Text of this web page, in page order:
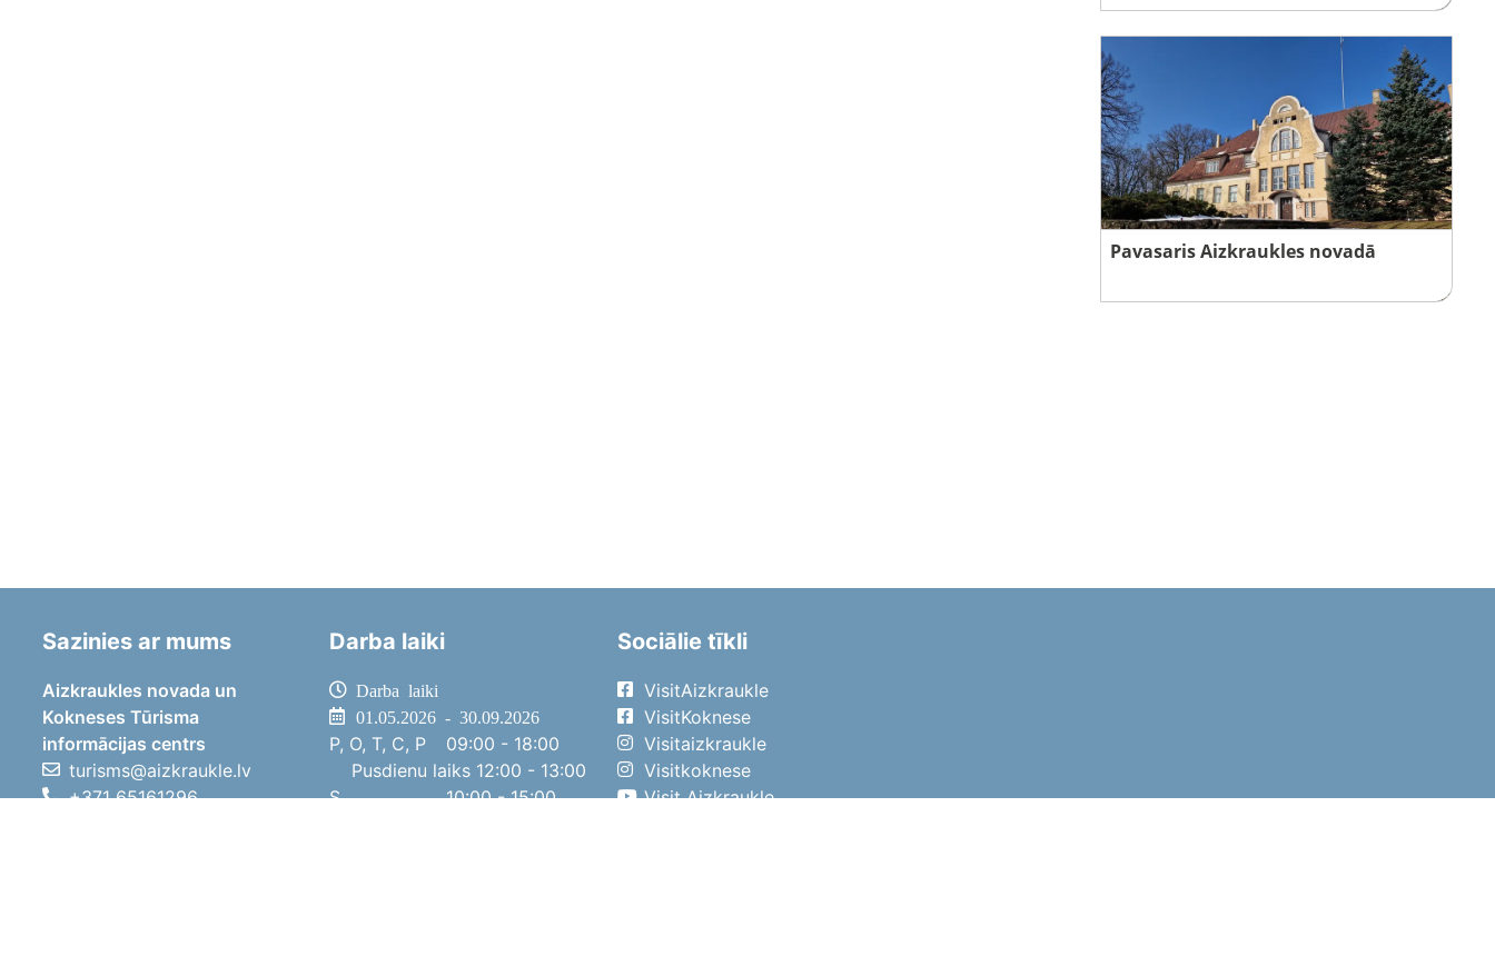
Pavasaris Aizkraukles novadā
Sazinies ar mums
Aizkraukles novada un
Kokneses Tūrisma
informācijas centrs
turisms@aizkraukle.lv
+371 65161296
Darba laiki
Darba laiki
01.05.2026 - 30.09.2026
P, O, T, C, P
09:00 - 18:00
Pusdienu laiks 12:00 - 13:00
S
10:00 - 15:00
Sociālie tīkli
VisitAizkraukle
VisitKoknese
Visitaizkraukle
Visitkoknese
Visit Aizkraukle